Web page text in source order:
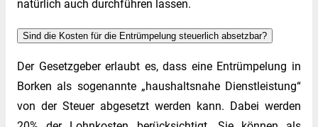
natürlich auch durchführen lassen.
Sind die Kosten für die Entrümpelung steuerlich absetzbar?
Der Gesetzgeber erlaubt es, dass eine Entrümpelung in
Borken als sogenannte „haushaltsnahe Dienstleistung“
von der Steuer abgesetzt werden kann. Dabei werden